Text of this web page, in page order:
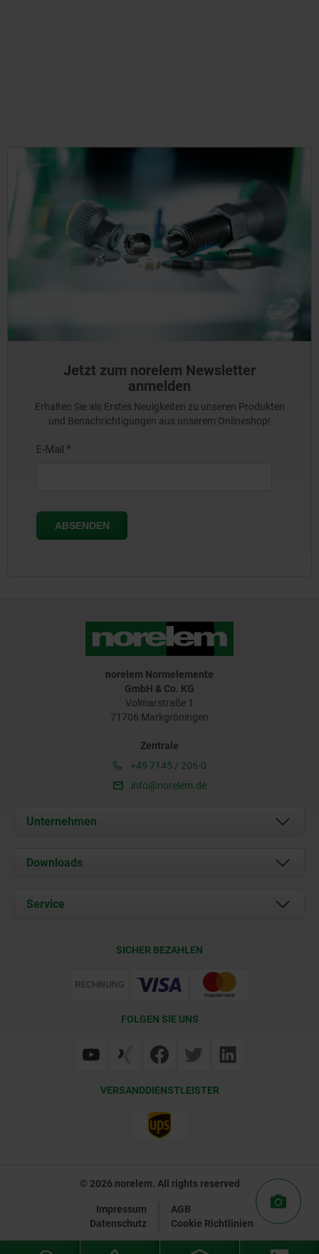
Jetzt zum norelem Newsletter
anmelden
Erhalten Sie als Erstes Neuigkeiten zu unseren Produkten
und Benachrichtigungen aus unserem Onlineshop!
norelem Normelemente
GmbH & Co. KG
Volmarstraße 1
71706 Markgröningen
Zentrale
+49 7145 / 206-0
info@norelem.de
Unternehmen
Über uns
Karriere
Downloads
Dokumente
Service
Web Support
SICHER BEZAHLEN
FOLGEN SIE UNS
VERSANDDIENSTLEISTER
© 2026 norelem. All rights reserved
Impressum
AGB
Datenschutz
Cookie Richtlinien